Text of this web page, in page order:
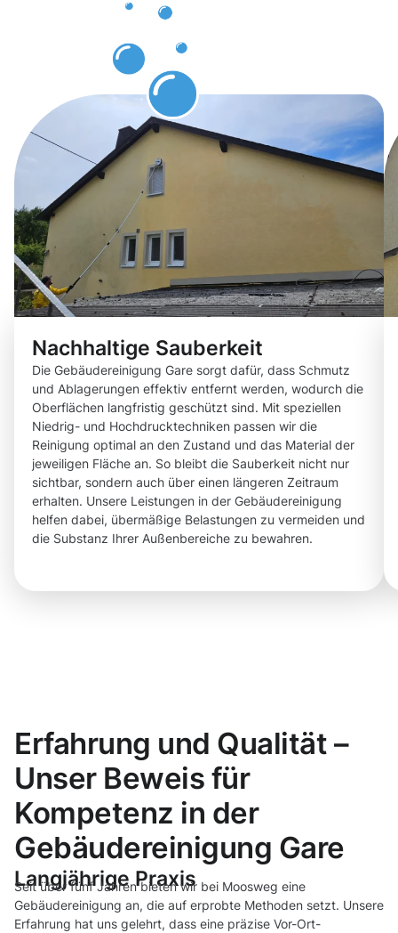
Nachhaltige Sauberkeit
Die Gebäudereinigung Gare sorgt dafür, dass Schmutz
und Ablagerungen effektiv entfernt werden, wodurch die
Oberflächen langfristig geschützt sind. Mit speziellen
Niedrig- und Hochdrucktechniken passen wir die
Reinigung optimal an den Zustand und das Material der
jeweiligen Fläche an. So bleibt die Sauberkeit nicht nur
sichtbar, sondern auch über einen längeren Zeitraum
erhalten. Unsere Leistungen in der Gebäudereinigung
helfen dabei, übermäßige Belastungen zu vermeiden und
die Substanz Ihrer Außenbereiche zu bewahren.
Erfahrung und Qualität –
Unser Beweis für
Kompetenz in der
Gebäudereinigung Gare
Langjährige Praxis
Seit über fünf Jahren bieten wir bei Moosweg eine
Gebäudereinigung an, die auf erprobte Methoden setzt. Unsere
Erfahrung hat uns gelehrt, dass eine präzise Vor-Ort-